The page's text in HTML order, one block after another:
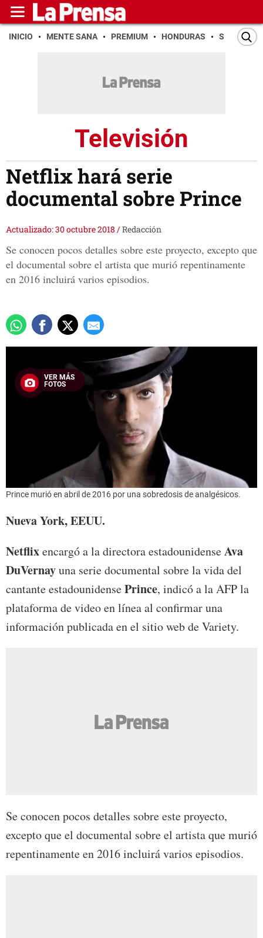
INICIO MENTE SANA PREMIUM HONDURAS SAN PEDRO
Televisión
Netflix hará serie
documental sobre Prince
Actualizado: 30 octubre 2018 /Redacción
Se conocen pocos detalles sobre este proyecto, excepto que
el documental sobre el artista que murió repentinamente
en 2016 incluirá varios episodios.
VER MÁS
FOTOS
Prince murió en abril de 2016 por una sobredosis de analgésicos.
Nueva York, EEUU.
Netflixencargó a la directora estadounidenseAva
DuVernayuna serie documental sobre la vida del
cantante estadounidensePrince, indicó a la AFP la
plataforma de video en línea al confirmar una
información publicada en el sitio web de Variety.
Se conocen pocos detalles sobre este proyecto,
excepto que el documental sobre el artista que murió
repentinamente en 2016 incluirá varios episodios.